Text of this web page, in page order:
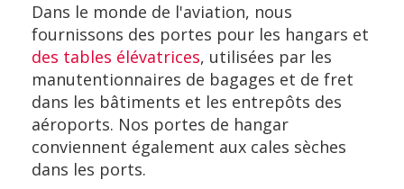
Dans le monde de l'aviation, nous
fournissons des portes pour les hangars et
des tables élévatrices, utilisées par les
manutentionnaires de bagages et de fret
dans les bâtiments et les entrepôts des
aéroports. Nos portes de hangar
conviennent également aux cales sèches
dans les ports.